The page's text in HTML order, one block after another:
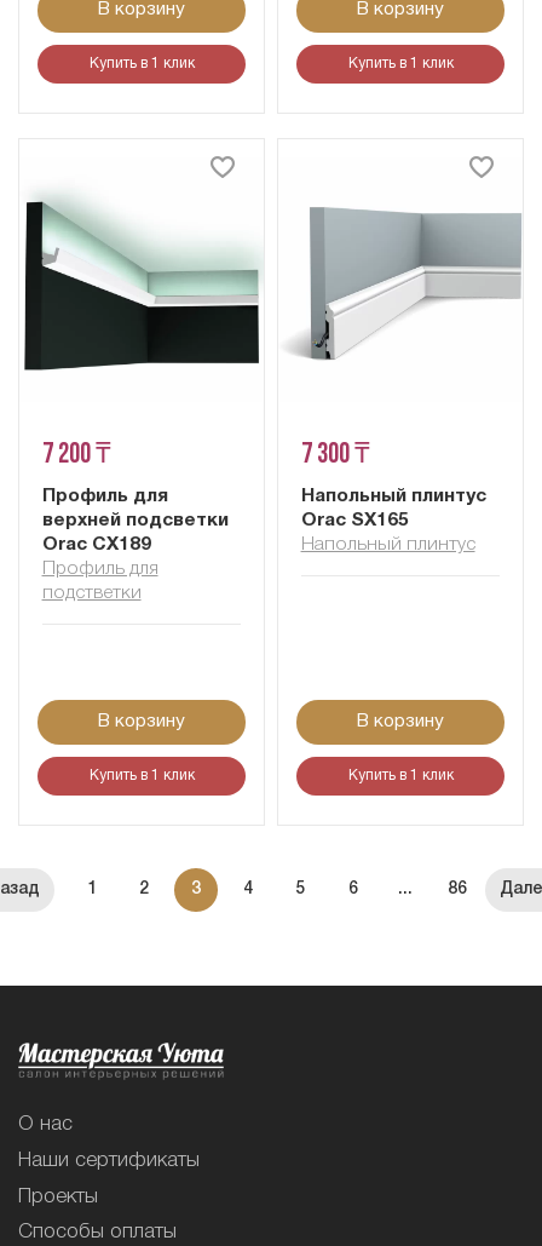
В корзину
Купить в 1 клик
В корзину
Купить в 1 клик
7 200 ₸
Профиль для
верхней подсветки
Orac CX189
Профиль для
подстветки
В корзину
Купить в 1 клик
7 300 ₸
Напольный плинтус
Orac SX165
Напольный плинтус
В корзину
Купить в 1 клик
1 2 3 4 5 6 ... 86
О нас
Наши сертификаты
Проекты
Способы оплаты